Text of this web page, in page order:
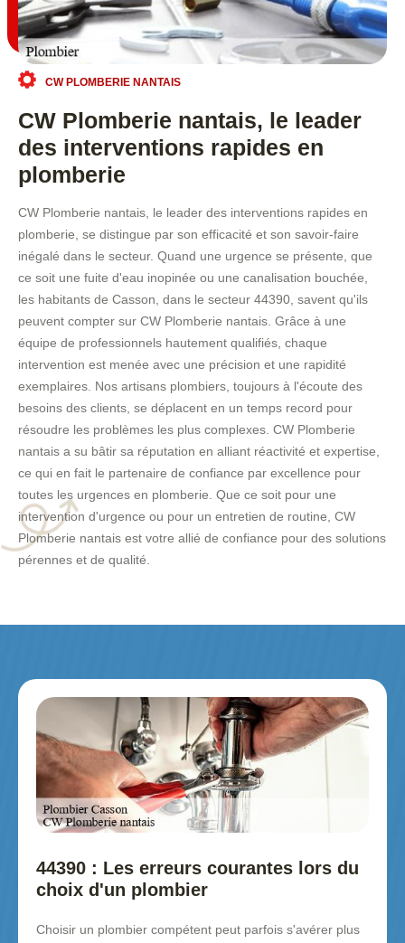
CW PLOMBERIE NANTAIS
CW Plomberie nantais, le leader
des interventions rapides en
plomberie
CW Plomberie nantais, le leader des interventions rapides en
plomberie, se distingue par son efficacité et son savoir-faire
inégalé dans le secteur. Quand une urgence se présente, que
ce soit une fuite d'eau inopinée ou une canalisation bouchée,
les habitants de Casson, dans le secteur 44390, savent qu'ils
peuvent compter sur CW Plomberie nantais. Grâce à une
équipe de professionnels hautement qualifiés, chaque
intervention est menée avec une précision et une rapidité
exemplaires. Nos artisans plombiers, toujours à l'écoute des
besoins des clients, se déplacent en un temps record pour
résoudre les problèmes les plus complexes. CW Plomberie
nantais a su bâtir sa réputation en alliant réactivité et expertise,
ce qui en fait le partenaire de confiance par excellence pour
toutes les urgences en plomberie. Que ce soit pour une
intervention d'urgence ou pour un entretien de routine, CW
Plomberie nantais est votre allié de confiance pour des solutions
pérennes et de qualité.
44390 : Les erreurs courantes lors du
choix d'un plombier
Choisir un plombier compétent peut parfois s'avérer plus